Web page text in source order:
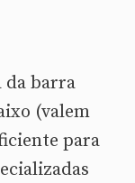
da barra
(valem
para